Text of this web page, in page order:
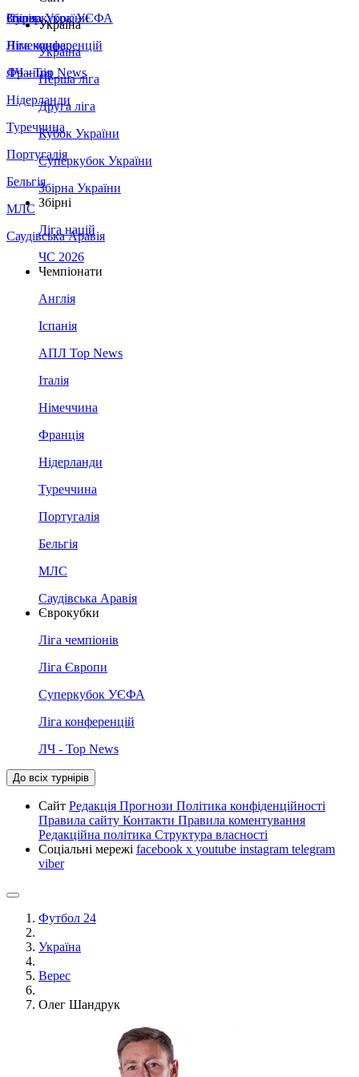
Збірна України
Італія
Німеччина
Франція
Нідерланди
Туреччина
Португалія
Бельгія
МЛС
Саудівська Аравія
Суперкубок УЄФА
Ліга конференцій
ЛЧ - Top News
Україна
Україна
Перша ліга
Друга ліга
Кубок України
Суперкубок України
Збірна України
Збірні
Ліга націй
ЧС 2026
Чемпіонати
Англія
Іспанія
АПЛ Top News
Італія
Німеччина
Франція
Нідерланди
Туреччина
Португалія
Бельгія
МЛС
Саудівська Аравія
Єврокубки
Ліга чемпіонів
Ліга Європи
Суперкубок УЄФА
Ліга конференцій
ЛЧ - Top News
До всіх турнірів
Сайт Редакція Прогнози Політика конфіденційності
Правила сайту Контакти Правила коментування
Редакційна політика Структура власності
Соціальні мережі facebook x youtube instagram telegram
viber
Футбол 24
Україна
Верес
Олег Шандрук